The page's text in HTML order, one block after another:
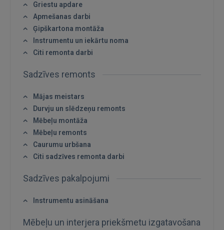
Ienākt
IENĀKT
Aizmirsāt paroli? Atcerēties?
FACEBOOK
Griestu apdare
Apmešanas darbi
Ģipškartona montāža
Instrumentu un iekārtu noma
Citi remonta darbi
Sadzīves remonts
Mājas meistars
Durvju un slēdzeņu remonts
Mēbeļu montāža
Mēbeļu remonts
Caurumu urbšana
Citi sadzīves remonta darbi
Sadzīves pakalpojumi
Instrumentu asināšana
Mēbeļu un interjera priekšmetu izgatavošana